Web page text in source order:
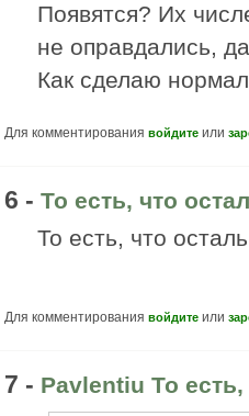
Появятся? Их
не оправдались,
Как сделаю
Для комментирования войдите или
6 - То есть, что
То есть, что
Для комментирования войдите или
7 - Pavlentiu То есть,